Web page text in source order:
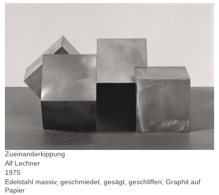
Zueinanderkippung
Alf Lechner
1975
Edelstahl massiv, geschmiedet, gesägt, geschliffen; Graphit auf
Papier